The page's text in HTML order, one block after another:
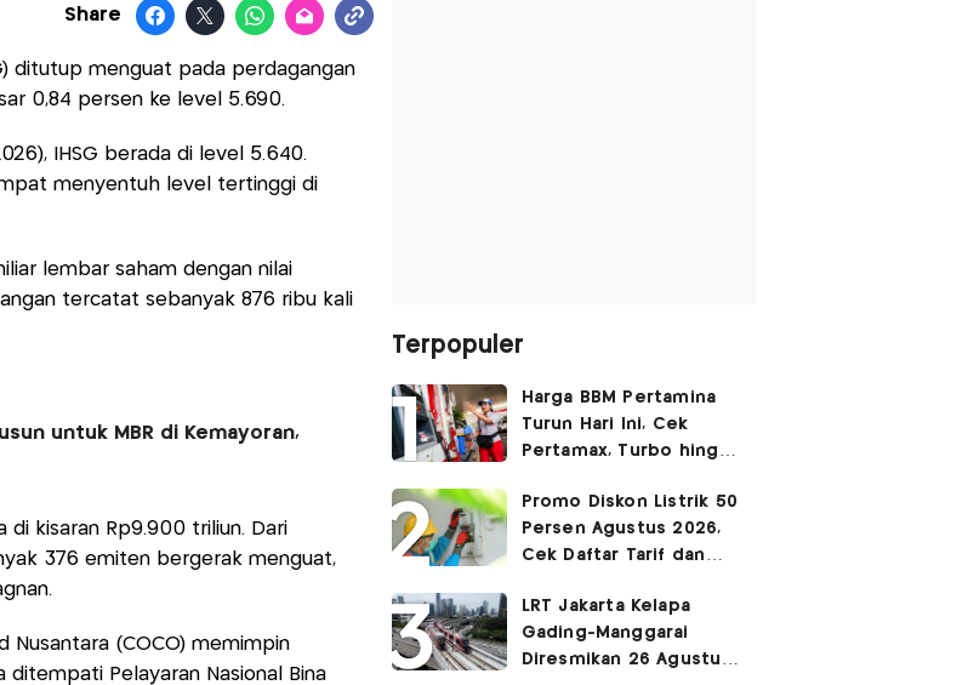
Share
ditutup menguat pada perdagangan
0,84 persen ke level 5.690.
IHSG berada di level 5.640.
menyentuh level tertinggi di
lembar saham dengan nilai
tercatat sebanyak 876 ribu kali
untuk MBR di Kemayoran,
kisaran Rp9.900 triliun. Dari
376 emiten bergerak menguat,
Nusantara (COCO) memimpin
Pelayaran Nasional Bina
Terpopuler
Harga BBM Pertamina
Turun Hari Ini, Cek
Pertamax, Turbo hingga
2026
Promo Diskon Listrik 50
Persen Agustus 2026,
Cek Daftar Tarif dan
LRT Jakarta Kelapa
Gading-Manggarai
Diresmikan 26 Agustus